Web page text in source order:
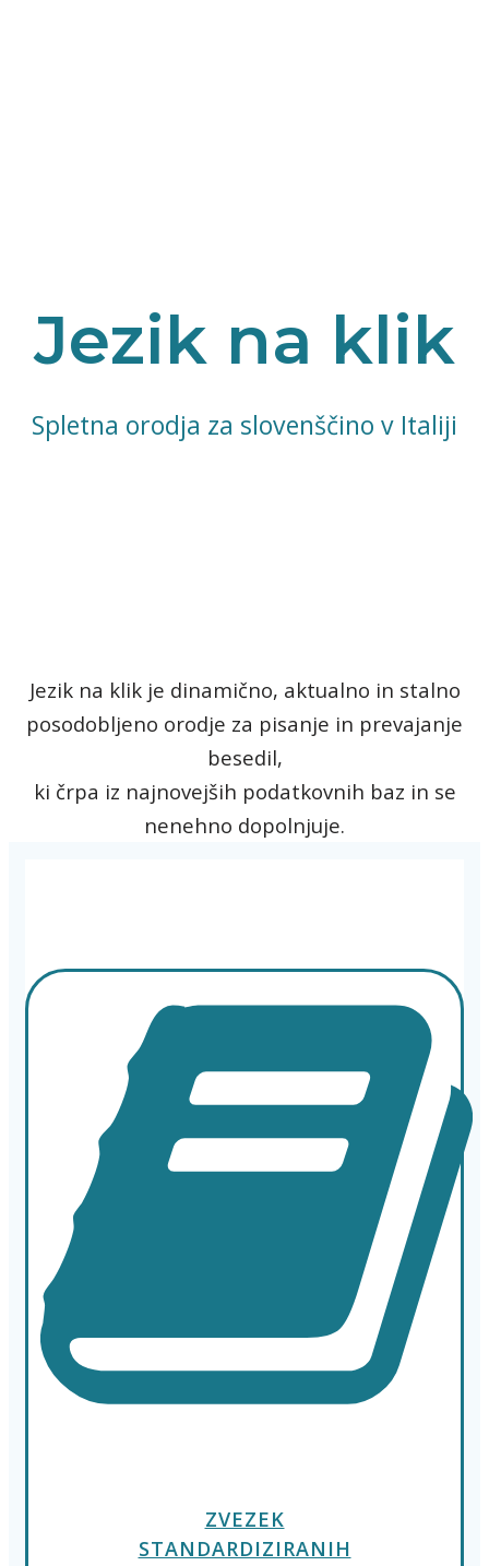
Jezik na klik
Spletna orodja za slovenščino v Italiji
Jezik na klik je dinamično, aktualno in stalno
posodobljeno orodje za pisanje in prevajanje
besedil,
ki črpa iz najnovejših podatkovnih baz in se
nenehno dopolnjuje.
ZVEZEK
STANDARDIZIRANIH